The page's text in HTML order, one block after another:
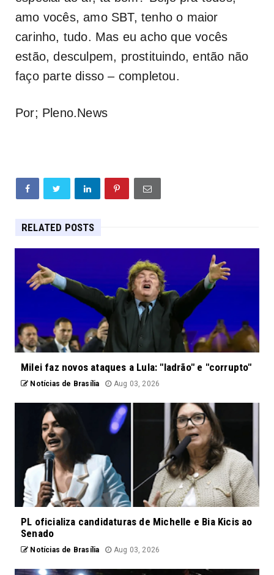
amo vocês, amo SBT, tenho o maior
carinho, tudo. Mas eu acho que vocês
estão, desculpem, prostituindo, então não
faço parte disso – completou.
Por; Pleno.News
RELATED POSTS
Milei faz novos ataques a Lula: "ladrão" e "corrupto"
Notícias de Brasília Aug 03, 2026
PL oficializa candidaturas de Michelle e Bia Kicis ao
Senado
Notícias de Brasília Aug 03, 2026